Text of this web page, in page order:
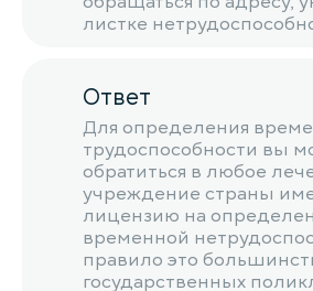
листке
Ответ
Для определения
трудоспособности вы
обратиться в любое
учреждение страны
лицензию на
временной
правило это
государственных